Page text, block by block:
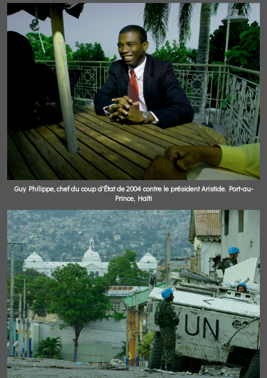
Guy Philippe, chef du coup d'État de 2004 contre le président Aristide. Port-au-
Prince, Haïti